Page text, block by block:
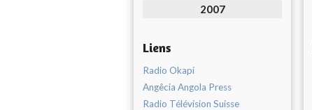
2007
Liens
Radio Okapi
Angêcia Angola Press
Radio Télévision Suisse